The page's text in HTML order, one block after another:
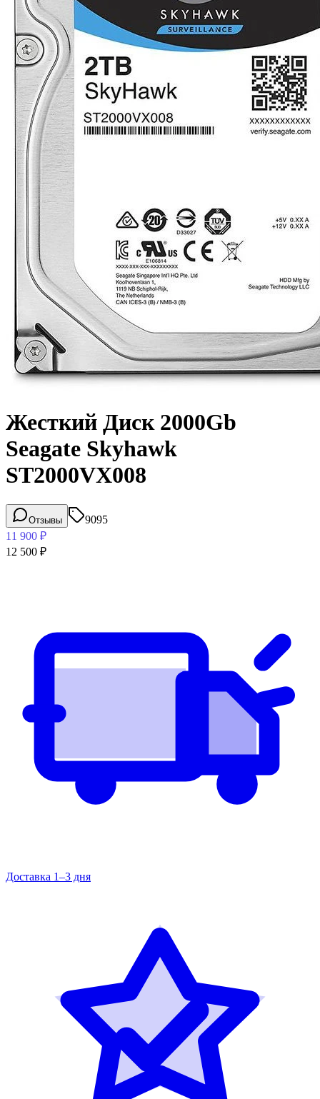
Жесткий Диск 2000Gb
Seagate Skyhawk
ST2000VX008
Отзывы
9095
11 900 ₽
12 500 ₽
Доставка 1–3 дня